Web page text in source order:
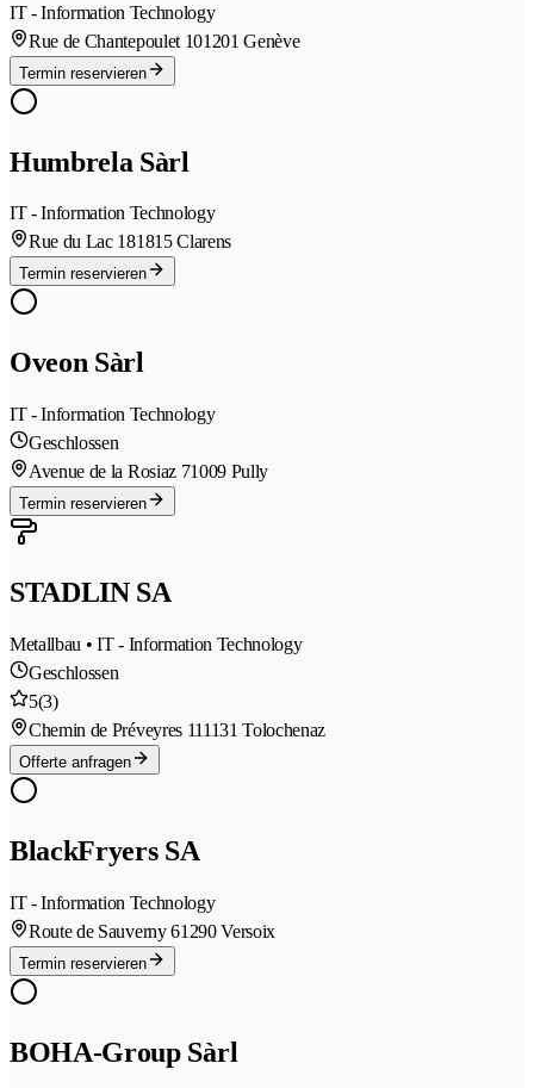
IT - Information Technology
Rue de Chantepoulet 101201 Genève
Termin reservieren
Humbrela Sàrl
IT - Information Technology
Rue du Lac 181815 Clarens
Termin reservieren
Oveon Sàrl
IT - Information Technology
Geschlossen
Avenue de la Rosiaz 71009 Pully
Termin reservieren
STADLIN SA
Metallbau • IT - Information Technology
Geschlossen
5(3)
Chemin de Préveyres 111131 Tolochenaz
Offerte anfragen
BlackFryers SA
IT - Information Technology
Route de Sauverny 61290 Versoix
Termin reservieren
BOHA-Group Sàrl